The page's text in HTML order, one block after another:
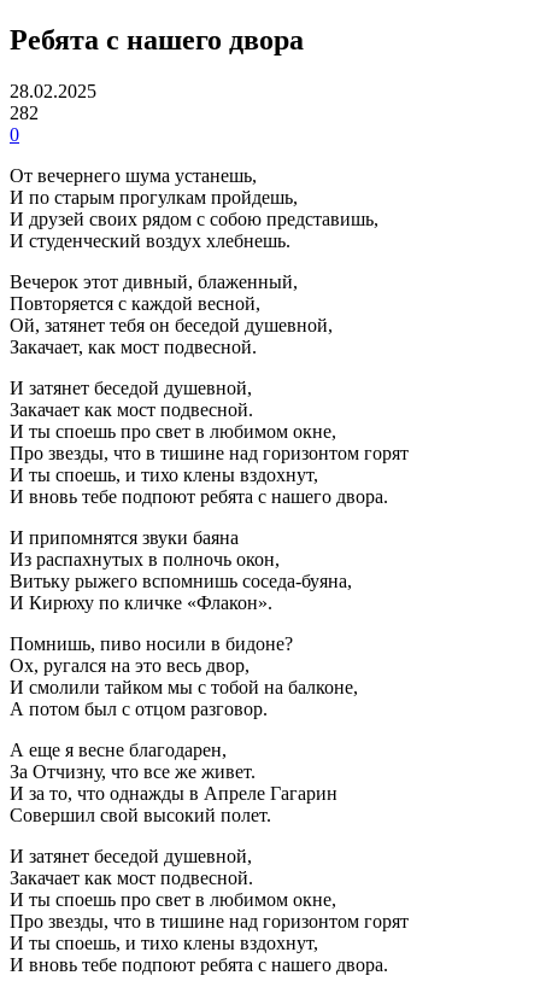
Ребята с нашего двора
28.02.2025
282
0
От вечернего шума устанешь,
И по старым прогулкам пройдешь,
И друзей своих рядом с собою представишь,
И студенческий воздух хлебнешь.
Вечерок этот дивный, блаженный,
Повторяется с каждой весной,
Ой, затянет тебя он беседой душевной,
Закачает, как мост подвесной.
И затянет беседой душевной,
Закачает как мост подвесной.
И ты споешь про свет в любимом окне,
Про звезды, что в тишине над горизонтом горят
И ты споешь, и тихо клены вздохнут,
И вновь тебе подпоют ребята с нашего двора.
И припомнятся звуки баяна
Из распахнутых в полночь окон,
Витьку рыжего вспомнишь соседа-буяна,
И Кирюху по кличке «Флакон».
Помнишь, пиво носили в бидоне?
Ох, ругался на это весь двор,
И смолили тайком мы с тобой на балконе,
А потом был с отцом разговор.
А еще я весне благодарен,
За Отчизну, что все же живет.
И за то, что однажды в Апреле Гагарин
Совершил свой высокий полет.
И затянет беседой душевной,
Закачает как мост подвесной.
И ты споешь про свет в любимом окне,
Про звезды, что в тишине над горизонтом горят
И ты споешь, и тихо клены вздохнут,
И вновь тебе подпоют ребята с нашего двора.